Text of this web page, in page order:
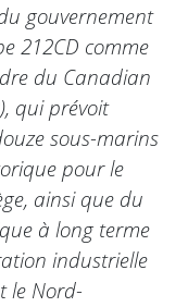
gouvernement
212CD comme
du Canadian
qui prévoit
sous-marins
pour le
ainsi que du
à long terme
industrielle
le Nord-